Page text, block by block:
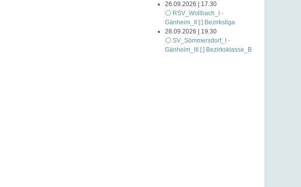
26.09.2026 | 17.30
⚪ RSV_Wollbach_I -
Gänheim_II [:] Bezirksliga
28.09.2026 | 19.30
⚪ SV_Sömmersdorf_I -
Gänheim_III [:] Bezirksklasse_B